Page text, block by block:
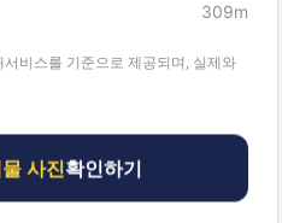
309m
비스를 기준으로 제공되며, 실제와
사진확인하기